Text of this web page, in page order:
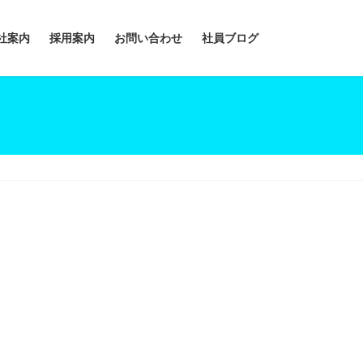
案内 採用案内 お問い合わせ 社員ブログ